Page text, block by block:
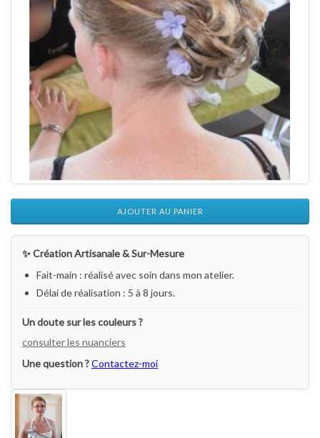
AJOUTER AU PANIER
✨ Création Artisanale & Sur-Mesure
Fait-main : réalisé avec soin dans mon atelier.
Délai de réalisation : 5 à 8 jours.
Un doute sur les couleurs ?
consulter les nuanciers
Une question ?Contactez-moi